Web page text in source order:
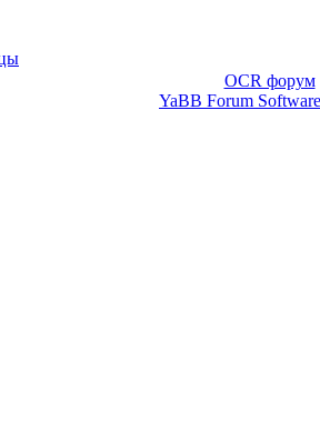
OCR форум
YaBB Forum Software